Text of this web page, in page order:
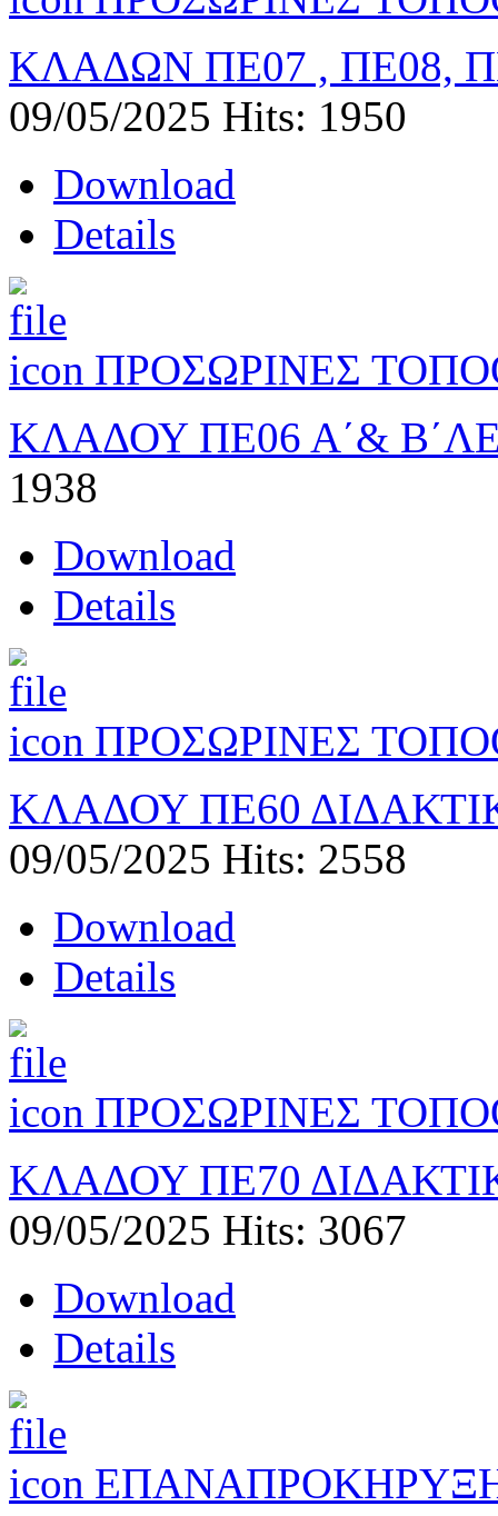
ΚΛΑΔΩΝ ΠΕ07 , ΠΕ08,
09/05/2025 Hits: 1950
Download
Details
ΠΡΟΣΩΡΙΝΕΣ
ΚΛΑΔΟΥ ΠΕ06 Α΄&
1938
Download
Details
ΠΡΟΣΩΡΙΝΕΣ
ΚΛΑΔΟΥ ΠΕ60
09/05/2025 Hits: 2558
Download
Details
ΠΡΟΣΩΡΙΝΕΣ
ΚΛΑΔΟΥ ΠΕ70
09/05/2025 Hits: 3067
Download
Details